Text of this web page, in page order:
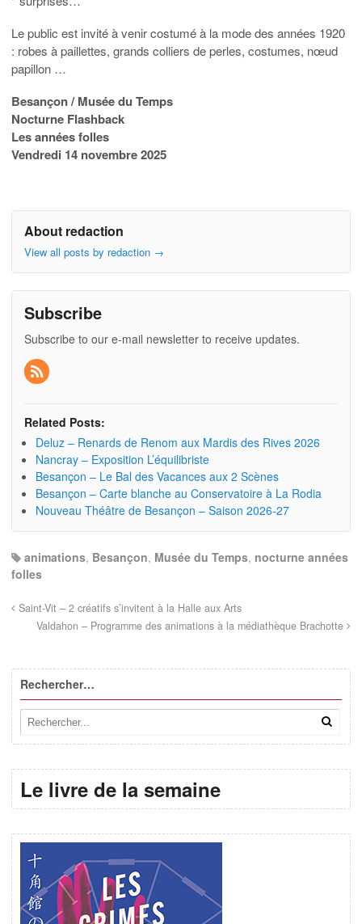
Le public est invité à venir costumé à la mode des années 1920
: robes à paillettes, grands colliers de perles, costumes, nœud
papillon …
Besançon / Musée du Temps
Nocturne Flashback
Les années folles
Vendredi 14 novembre 2025
About redaction
View all posts by redaction →
Subscribe
Subscribe to our e-mail newsletter to receive updates.
Related Posts:
Deluz – Renards de Renom aux Mardis des Rives 2026
Nancray – Exposition L’équilibriste
Besançon – Le Bal des Vacances aux 2 Scènes
Besançon – Carte blanche au Conservatoire à La Rodia
Nouveau Théâtre de Besançon – Saison 2026-27
animations, Besançon, Musée du Temps, nocturne années
folles
Saint-Vit – 2 créatifs s’invitent à la Halle aux Arts
Valdahon – Programme des animations à la médiathèque Brachotte
Rechercher…
Le livre de la semaine